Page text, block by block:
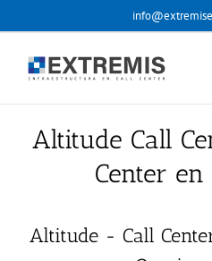
Altitude Call
Center
Altitude - Call